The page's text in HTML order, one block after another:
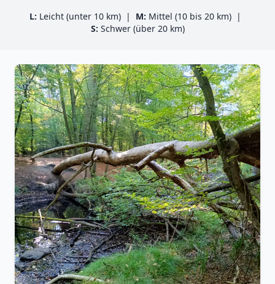
+
L: Leicht (unter 10 km) M: Mittel (10 bis 20 km)
S: Schwer (über 20 km)